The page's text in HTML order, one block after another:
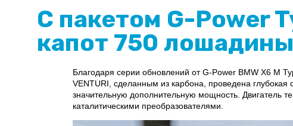
С пакетом G-Power
капот 750
Благодаря серии обновлений от G-Power BMW X6 M
VENTURI, сделанным из карбона, проведена глубокая
значительную дополнительную мощность. Двигатель
каталитическими преобразователями.